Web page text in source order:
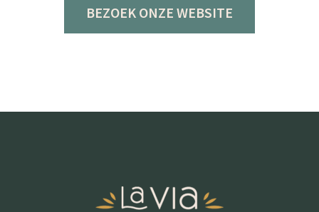
BEZOEK ONZE WEBSITE